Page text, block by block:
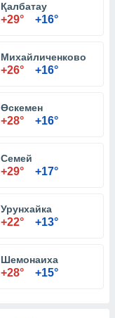
Қалбатау
+29° +16°
Михайличенково
+26° +16°
Өскемен
+28° +16°
Семей
+29° +17°
Урунхайка
+22° +13°
Шемонаиха
+28° +15°